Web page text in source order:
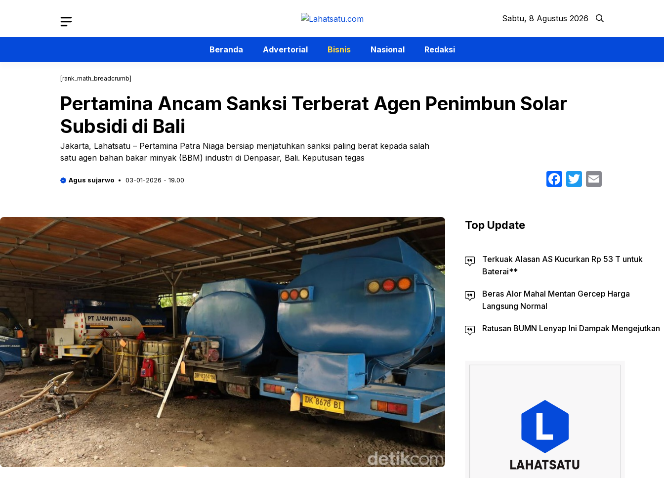
Sabtu, 8 Agustus 2026
Beranda Advertorial Bisnis Nasional Redaksi
[rank_math_breadcrumb]
Pertamina Ancam Sanksi Terberat Agen Penimbun Solar
Subsidi di Bali
Jakarta, Lahatsatu – Pertamina Patra Niaga bersiap menjatuhkan sanksi paling berat kepada salah
satu agen bahan bakar minyak (BBM) industri di Denpasar, Bali. Keputusan tegas
Agus sujarwo 03-01-2026 - 19.00 Facebook
Twitter
Top Update
Terkuak Alasan AS Kucurkan Rp 53 T untuk
Baterai**
Beras Alor Mahal Mentan Gercep Harga
Langsung Normal
Ratusan BUMN Lenyap Ini Dampak Mengejutkan